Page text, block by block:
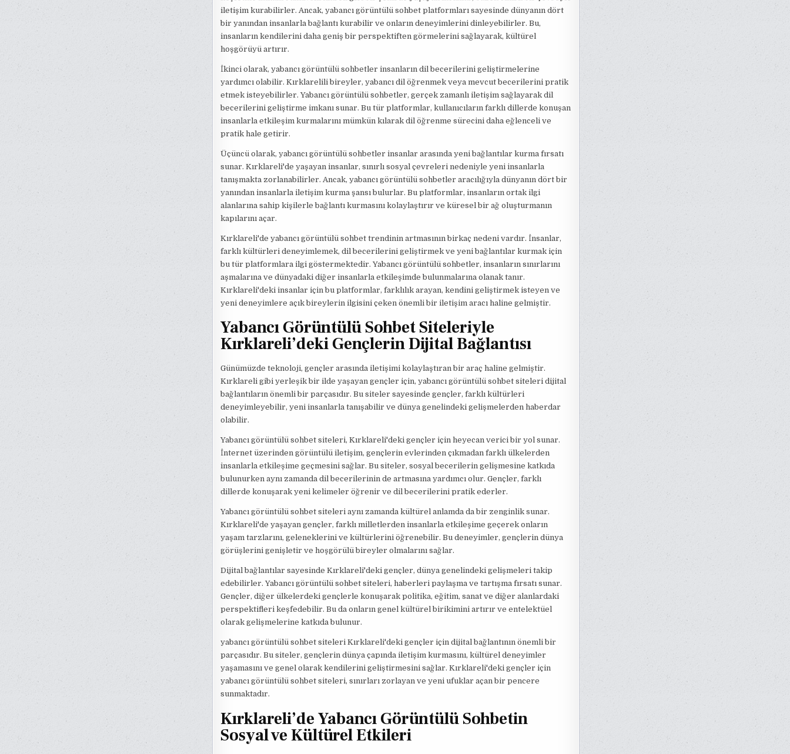
iletişim kurabilirler. Ancak, yabancı görüntülü sohbet platformları sayesinde dünyanın dört
bir yanından insanlarla bağlantı kurabilir ve onların deneyimlerini dinleyebilirler. Bu,
insanların kendilerini daha geniş bir perspektiften görmelerini sağlayarak, kültürel
hoşgörüyü artırır.
İkinci olarak, yabancı görüntülü sohbetler insanların dil becerilerini geliştirmelerine
yardımcı olabilir. Kırklarelili bireyler, yabancı dil öğrenmek veya mevcut becerilerini pratik
etmek isteyebilirler. Yabancı görüntülü sohbetler, gerçek zamanlı iletişim sağlayarak dil
becerilerini geliştirme imkanı sunar. Bu tür platformlar, kullanıcıların farklı dillerde konuşan
insanlarla etkileşim kurmalarını mümkün kılarak dil öğrenme sürecini daha eğlenceli ve
pratik hale getirir.
Üçüncü olarak, yabancı görüntülü sohbetler insanlar arasında yeni bağlantılar kurma fırsatı
sunar. Kırklareli'de yaşayan insanlar, sınırlı sosyal çevreleri nedeniyle yeni insanlarla
tanışmakta zorlanabilirler. Ancak, yabancı görüntülü sohbetler aracılığıyla dünyanın dört bir
yanından insanlarla iletişim kurma şansı bulurlar. Bu platformlar, insanların ortak ilgi
alanlarına sahip kişilerle bağlantı kurmasını kolaylaştırır ve küresel bir ağ oluşturmanın
kapılarını açar.
Kırklareli'de yabancı görüntülü sohbet trendinin artmasının birkaç nedeni vardır. İnsanlar,
farklı kültürleri deneyimlemek, dil becerilerini geliştirmek ve yeni bağlantılar kurmak için
bu tür platformlara ilgi göstermektedir. Yabancı görüntülü sohbetler, insanların sınırlarını
aşmalarına ve dünyadaki diğer insanlarla etkileşimde bulunmalarına olanak tanır.
Kırklareli'deki insanlar için bu platformlar, farklılık arayan, kendini geliştirmek isteyen ve
yeni deneyimlere açık bireylerin ilgisini çeken önemli bir iletişim aracı haline gelmiştir.
Yabancı Görüntülü Sohbet Siteleriyle
Kırklareli’deki Gençlerin Dijital Bağlantısı
Günümüzde teknoloji, gençler arasında iletişimi kolaylaştıran bir araç haline gelmiştir.
Kırklareli gibi yerleşik bir ilde yaşayan gençler için, yabancı görüntülü sohbet siteleri dijital
bağlantıların önemli bir parçasıdır. Bu siteler sayesinde gençler, farklı kültürleri
deneyimleyebilir, yeni insanlarla tanışabilir ve dünya genelindeki gelişmelerden haberdar
olabilir.
Yabancı görüntülü sohbet siteleri, Kırklareli'deki gençler için heyecan verici bir yol sunar.
İnternet üzerinden görüntülü iletişim, gençlerin evlerinden çıkmadan farklı ülkelerden
insanlarla etkileşime geçmesini sağlar. Bu siteler, sosyal becerilerin gelişmesine katkıda
bulunurken aynı zamanda dil becerilerinin de artmasına yardımcı olur. Gençler, farklı
dillerde konuşarak yeni kelimeler öğrenir ve dil becerilerini pratik ederler.
Yabancı görüntülü sohbet siteleri aynı zamanda kültürel anlamda da bir zenginlik sunar.
Kırklareli'de yaşayan gençler, farklı milletlerden insanlarla etkileşime geçerek onların
yaşam tarzlarını, geleneklerini ve kültürlerini öğrenebilir. Bu deneyimler, gençlerin dünya
görüşlerini genişletir ve hoşgörülü bireyler olmalarını sağlar.
Dijital bağlantılar sayesinde Kırklareli'deki gençler, dünya genelindeki gelişmeleri takip
edebilirler. Yabancı görüntülü sohbet siteleri, haberleri paylaşma ve tartışma fırsatı sunar.
Gençler, diğer ülkelerdeki gençlerle konuşarak politika, eğitim, sanat ve diğer alanlardaki
perspektifleri keşfedebilir. Bu da onların genel kültürel birikimini artırır ve entelektüel
olarak gelişmelerine katkıda bulunur.
yabancı görüntülü sohbet siteleri Kırklareli'deki gençler için dijital bağlantının önemli bir
parçasıdır. Bu siteler, gençlerin dünya çapında iletişim kurmasını, kültürel deneyimler
yaşamasını ve genel olarak kendilerini geliştirmesini sağlar. Kırklareli'deki gençler için
yabancı görüntülü sohbet siteleri, sınırları zorlayan ve yeni ufuklar açan bir pencere
sunmaktadır.
Kırklareli’de Yabancı Görüntülü Sohbetin
Sosyal ve Kültürel Etkileri